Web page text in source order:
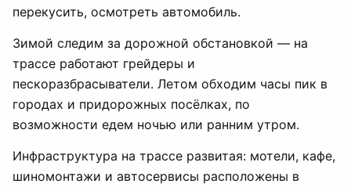
перекусить, осмотреть автомобиль.
Зимой следим за дорожной обстановкой — на
трассе работают грейдеры и
пескоразбрасыватели. Летом обходим часы пик в
городах и придорожных посёлках, по
возможности едем ночью или ранним утром.
Инфраструктура на трассе развитая: мотели, кафе,
шиномонтажи и автосервисы расположены в